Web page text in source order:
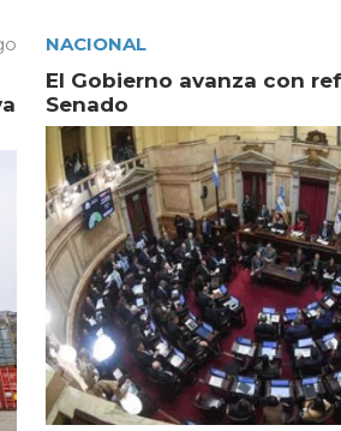
NACIONAL
El Gobierno avanza con
Senado